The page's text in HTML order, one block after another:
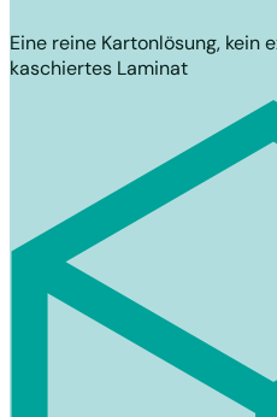
Eine reine Kartonlösung,
kaschiertes Laminat